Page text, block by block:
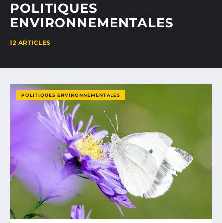
POLITIQUES
ENVIRONNEMENTALES
12 ARTICLES
POLITIQUES ENVIRONNEMENTALES